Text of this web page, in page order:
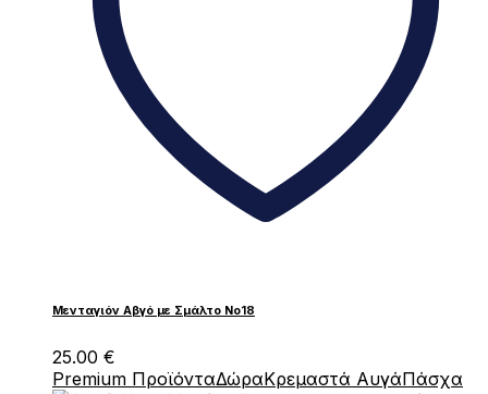
Μενταγιόν Αβγό με Σμάλτο Νο18
25.00 €
Premium ΠροϊόνταΔώραΚρεμαστά ΑυγάΠάσχα